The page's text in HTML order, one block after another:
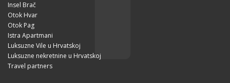
Insel Brač
Otok Hvar
Otok Pag
Istra Apartmani
Luksuzne Vile u Hrvatskoj
Luksuzne nekretnine u Hrvatskoj
Travel partners